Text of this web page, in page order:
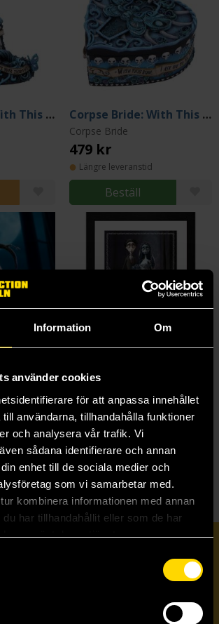
Information Om
använder cookies
för att anpassa innehållet
användarna, tillhandahålla funktioner
och analysera vår trafik. Vi
sådana identifierare och annan
enhet till de sociala medier och
som vi samarbetar med.
kombinera informationen med annan
har tillhandahållit eller som de har
använt deras tjänster.
Corpse Bride: With This Hand Statue - 16 cm Corpse Bride: With This Ring Jewelry Chest - 5 cm
Corpse Bride
479 kr
Längre leveranstid
Beställ
Corpse Bride
299 kr
Läs mer
på vårt nyhetsbrev